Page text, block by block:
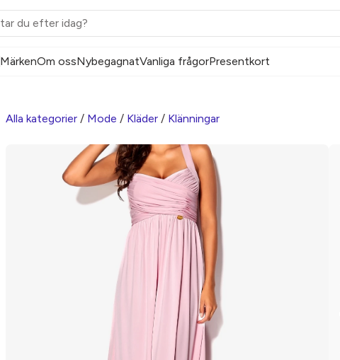
MärkenOm ossNybegagnatVanliga frågorPresentkort
Alla kategorier / Mode / Kläder / Klänningar